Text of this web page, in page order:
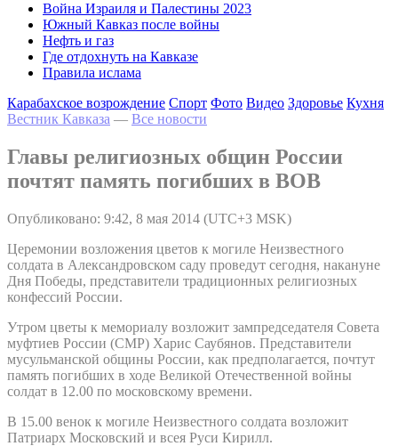
Война Израиля и Палестины 2023
Южный Кавказ после войны
Нефть и газ
Где отдохнуть на Кавказе
Правила ислама
Карабахское возрождение Спорт Фото Видео Здоровье Кухня
Вестник Кавказа — Все новости
Главы религиозных общин России
почтят память погибших в ВОВ
Опубликовано: 9:42, 8 мая 2014 (UTC+3 MSK)
Церемонии возложения цветов к могиле Неизвестного
солдата в Александровском саду проведут сегодня, накануне
Дня Победы, представители традиционных религиозных
конфессий России.
Утром цветы к мемориалу возложит зампредседателя Совета
муфтиев России (СМР) Харис Саубянов. Представители
мусульманской общины России, как предполагается, почтут
память погибших в ходе Великой Отечественной войны
солдат в 12.00 по московскому времени.
В 15.00 венок к могиле Неизвестного солдата возложит
Патриарх Московский и всея Руси Кирилл.